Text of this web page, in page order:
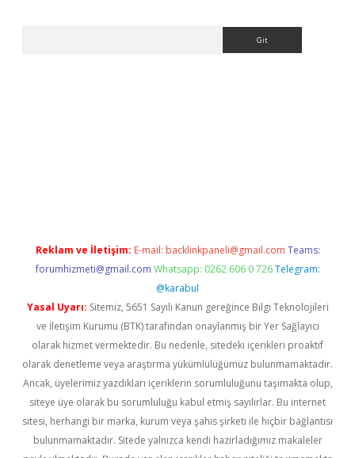
Reklam ve İletişim: E-mail: backlinkpaneli@gmail.com Teams:
forumhizmeti@gmail.com Whatsapp: 0262 606 0 726 Telegram:
@karabul
Yasal Uyarı: Sitemiz, 5651 Sayılı Kanun gereğince Bilgi Teknolojileri
ve İletişim Kurumu (BTK) tarafından onaylanmış bir Yer Sağlayıcı
olarak hizmet vermektedir. Bu nedenle, sitedeki içerikleri proaktif
olarak denetleme veya araştırma yükümlülüğümüz bulunmamaktadır.
Ancak, üyelerimiz yazdıkları içeriklerin sorumluluğunu taşımakta olup,
siteye üye olarak bu sorumluluğu kabul etmiş sayılırlar. Bu internet
sitesi, herhangi bir marka, kurum veya şahıs şirketi ile hiçbir bağlantısı
bulunmamaktadır. Sitede yalnızca kendi hazırladığımız makaleler